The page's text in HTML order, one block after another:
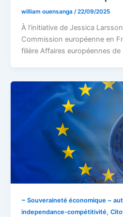
william ouensanga/22/09/2025
À l’initiative de Jessica
Commission européenne en
filière Affaires européennes de
~ Souveraineté économique ~
independance-compétitivité,